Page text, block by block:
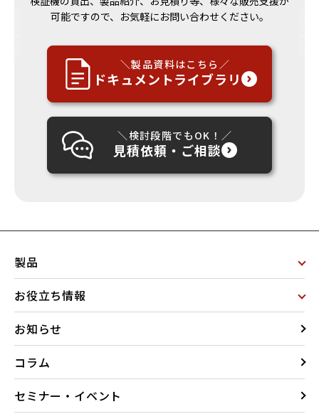
可能ですので、お気軽にお問い合わせください。
＼製品資料はこちら／
ドキュメントライブラリ
＼検討段階でもOK！／
見積依頼・ご相談
製品
お役立ち情報
お知らせ
コラム
セミナー・イベント